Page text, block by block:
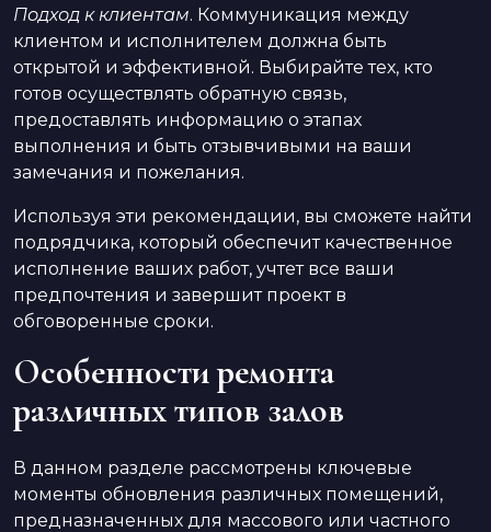
Подход к клиентам. Коммуникация между
клиентом и исполнителем должна быть
открытой и эффективной. Выбирайте тех, кто
готов осуществлять обратную связь,
предоставлять информацию о этапах
выполнения и быть отзывчивыми на ваши
замечания и пожелания.
Используя эти рекомендации, вы сможете найти
подрядчика, который обеспечит качественное
исполнение ваших работ, учтет все ваши
предпочтения и завершит проект в
обговоренные сроки.
Особенности ремонта
различных типов залов
В данном разделе рассмотрены ключевые
моменты обновления различных помещений,
предназначенных для массового или частного